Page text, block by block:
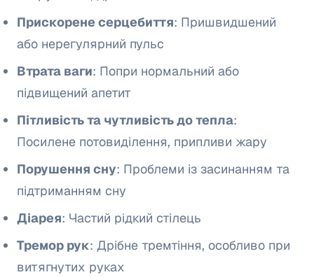
Прискорене серцебиття: Пришвидшений
або нерегулярний пульс
Втрата ваги: Попри нормальний або
підвищений апетит
Пітливість та чутливість до тепла:
Посилене потовиділення, припливи жару
Порушення сну: Проблеми із засинанням та
підтриманням сну
Діарея: Частий рідкий стілець
Тремор рук: Дрібне тремтіння, особливо при
витягнутих руках